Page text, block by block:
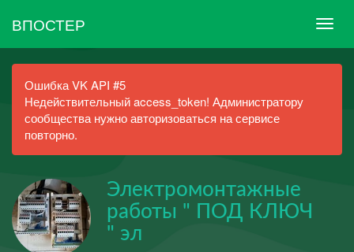
ВПОСТЕР
Ошибка VK API #5
Недействительный access_token! Администратору
сообщества нужно авторизоваться на сервисе
повторно.
Электромонтажные
работы " ПОД КЛЮЧ
" эл